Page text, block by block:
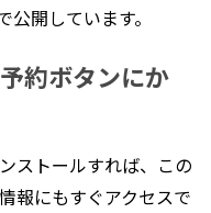
開しています。
約ボタンにか
ストールすれば、この
報にもすぐアクセスで